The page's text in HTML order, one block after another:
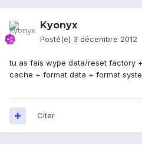
Kyonyx
Posté(e) 3 décembre 2012
tu as fais wype data/reset factory
cache + format data + format
Citer